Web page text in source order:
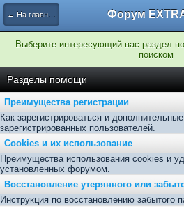
← На главную
Выберите интересующий вас раздел
поиском
Разделы помощи
Преимущества регистрации
Как зарегистрироваться и
зарегистрированных пользователей.
Cookies и их использование
Преимущества использования cookies и
установленных форумом.
Восстановление утерянного или
Инструкция по восстановлению забытого